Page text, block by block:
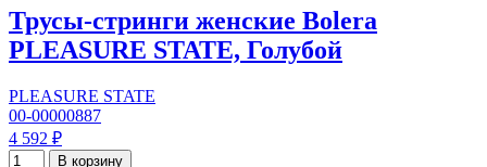
Трусы-стринги женские Bolera
PLEASURE STATE, Голубой
PLEASURE STATE
00-00000887
4 592 ₽
В корзину